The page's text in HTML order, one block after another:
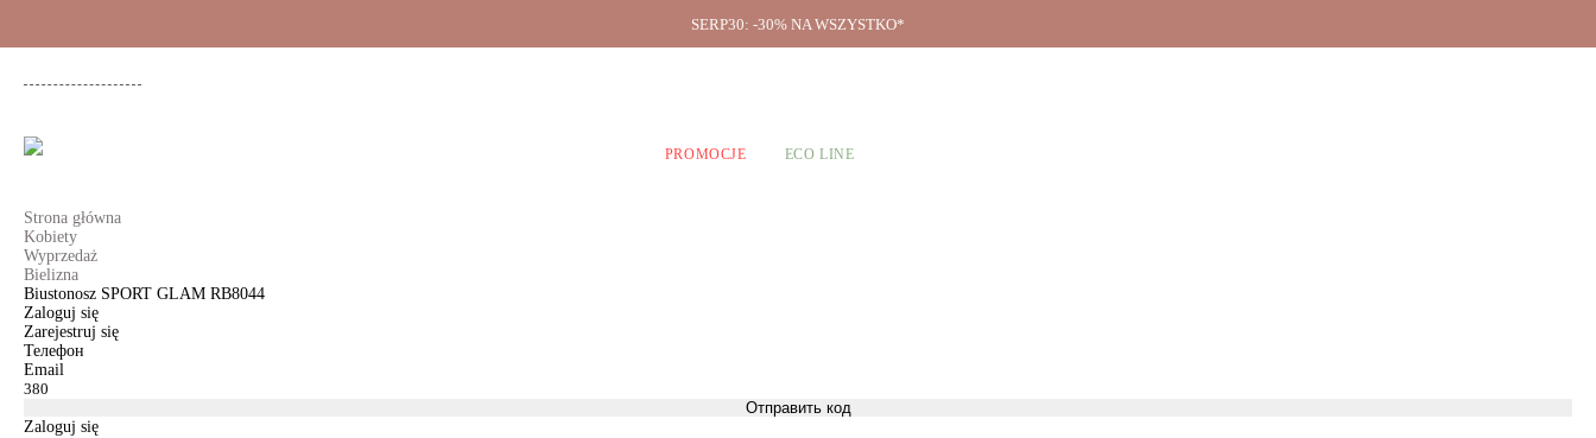
SERP30: -30% NA WSZYSTKO*
PROMOCJE ECO LINE
Strona główna
Kobiety
Wyprzedaż
Bielizna
Biustonosz SPORT GLAM RB8044
Zaloguj się
Zarejestruj się
Телефон
Email
Отправить код
Zaloguj się